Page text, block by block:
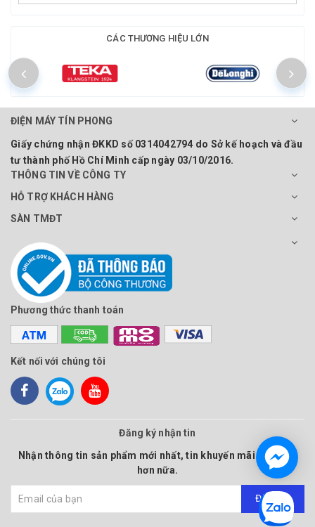
CÁC THƯƠNG HIỆU LỚN
ĐIỆN MÁY TÍN PHONG
Giấy chứng nhận ĐKKD số 0314042794 do Sở kế hoạch và đầu
tư thành phố Hồ Chí Minh cấp ngày 03/10/2016.
THÔNG TIN VỀ CÔNG TY
HỖ TRỢ KHÁCH HÀNG
SÀN TMĐT
Phương thức thanh toán
Kết nối với chúng tôi
Đăng ký nhận tin
Nhận thông tin sản phẩm mới nhất, tin khuyến mãi và nhiều
hơn nữa.
Đăng ký